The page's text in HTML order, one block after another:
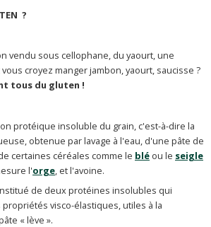
?
vendu sous cellophane, du yaourt, une
croyez manger jambon, yaourt, saucisse ?
tous du gluten !
protéique insoluble du grain, c'est-à-dire la
obtenue par lavage à l'eau, d'une pâte de
certaines céréales comme le blé ou le seigle
l'orge, et l'avoine.
de deux protéines insolubles qui
visco-élastiques, utiles à la
« lève ».